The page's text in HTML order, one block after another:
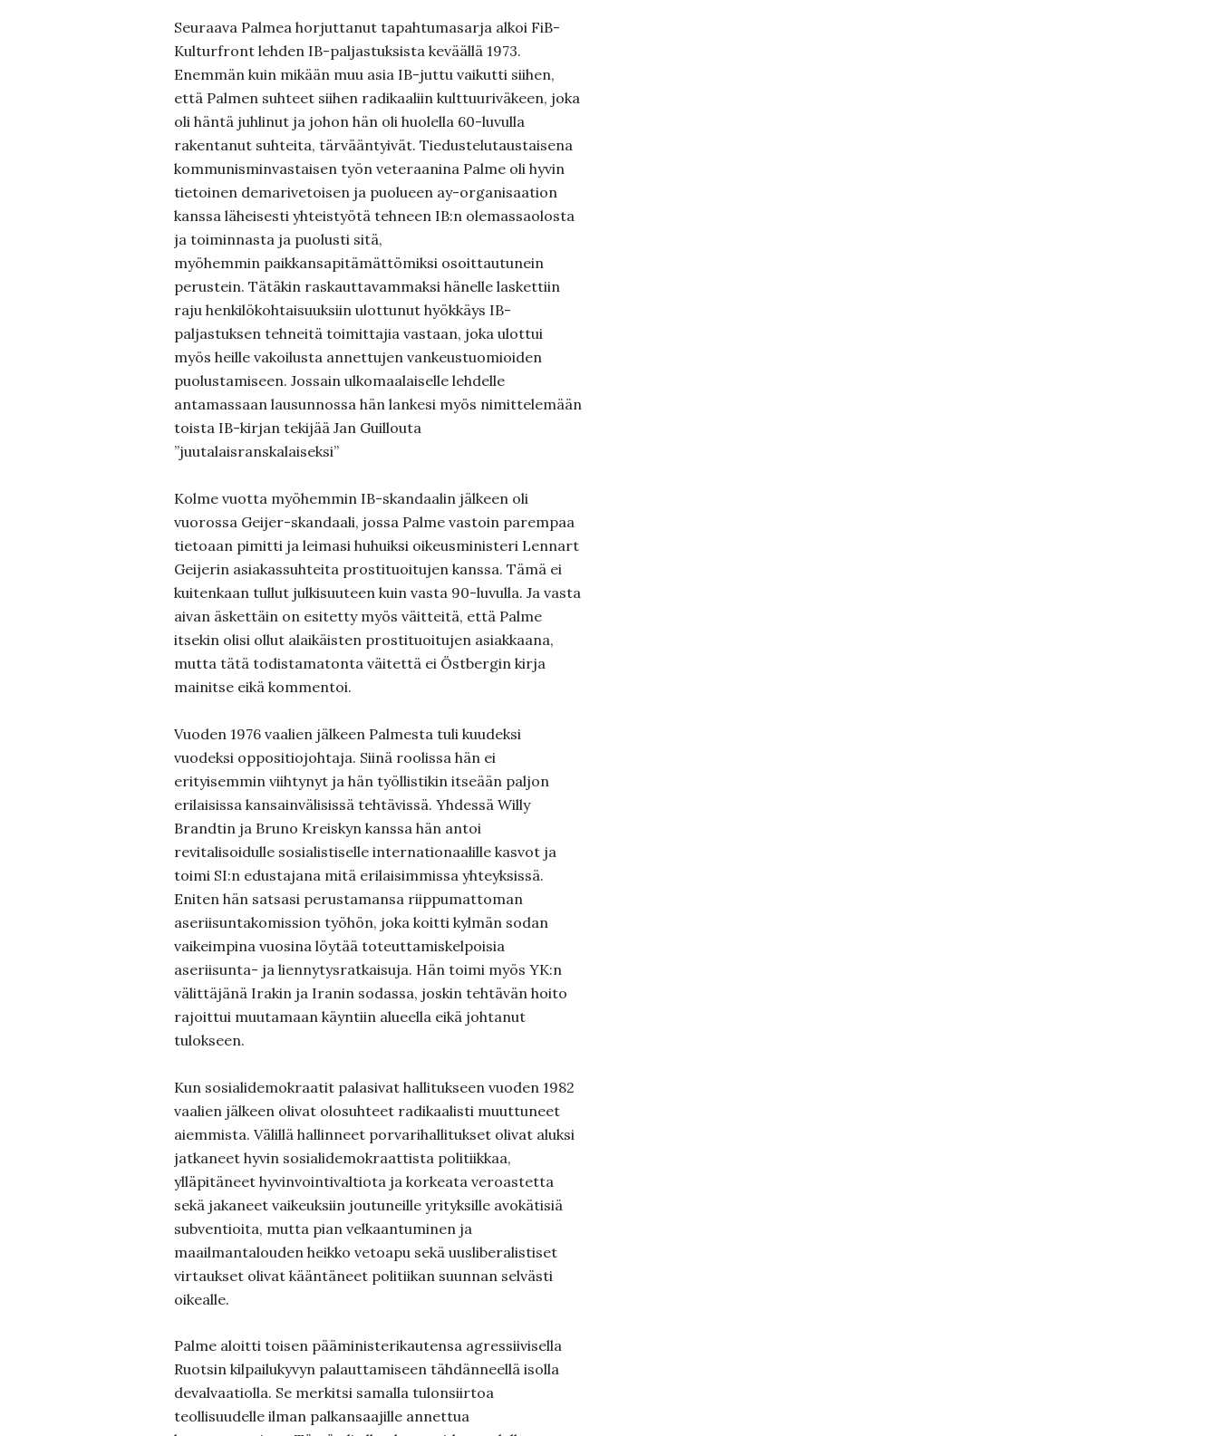
Seuraava Palmea horjuttanut tapahtumasarja alkoi FiB-
Kulturfront lehden IB-paljastuksista keväällä 1973.
Enemmän kuin mikään muu asia IB-juttu vaikutti siihen,
että Palmen suhteet siihen radikaaliin kulttuuriväkeen, joka
oli häntä juhlinut ja johon hän oli huolella 60-luvulla
rakentanut suhteita, tärvääntyivät. Tiedustelutaustaisena
kommunisminvastaisen työn veteraanina Palme oli hyvin
tietoinen demarivetoisen ja puolueen ay-organisaation
kanssa läheisesti yhteistyötä tehneen IB:n olemassaolosta
ja toiminnasta ja puolusti sitä,
myöhemmin paikkansapitämättömiksi osoittautunein
perustein. Tätäkin raskauttavammaksi hänelle laskettiin
raju henkilökohtaisuuksiin ulottunut hyökkäys IB-
paljastuksen tehneitä toimittajia vastaan, joka ulottui
myös heille vakoilusta annettujen vankeustuomioiden
puolustamiseen. Jossain ulkomaalaiselle lehdelle
antamassaan lausunnossa hän lankesi myös nimittelemään
toista IB-kirjan tekijää Jan Guillouta
”juutalaisranskalaiseksi”
Kolme vuotta myöhemmin IB-skandaalin jälkeen oli
vuorossa Geijer-skandaali, jossa Palme vastoin parempaa
tietoaan pimitti ja leimasi huhuiksi oikeusministeri Lennart
Geijerin asiakassuhteita prostituoitujen kanssa. Tämä ei
kuitenkaan tullut julkisuuteen kuin vasta 90-luvulla. Ja vasta
aivan äskettäin on esitetty myös väitteitä, että Palme
itsekin olisi ollut alaikäisten prostituoitujen asiakkaana,
mutta tätä todistamatonta väitettä ei Östbergin kirja
mainitse eikä kommentoi.
Vuoden 1976 vaalien jälkeen Palmesta tuli kuudeksi
vuodeksi oppositiojohtaja. Siinä roolissa hän ei
erityisemmin viihtynyt ja hän työllistikin itseään paljon
erilaisissa kansainvälisissä tehtävissä. Yhdessä Willy
Brandtin ja Bruno Kreiskyn kanssa hän antoi
revitalisoidulle sosialistiselle internationaalille kasvot ja
toimi SI:n edustajana mitä erilaisimmissa yhteyksissä.
Eniten hän satsasi perustamansa riippumattoman
aseriisuntakomission työhön, joka koitti kylmän sodan
vaikeimpina vuosina löytää toteuttamiskelpoisia
aseriisunta- ja liennytysratkaisuja. Hän toimi myös YK:n
välittäjänä Irakin ja Iranin sodassa, joskin tehtävän hoito
rajoittui muutamaan käyntiin alueella eikä johtanut
tulokseen.
Kun sosialidemokraatit palasivat hallitukseen vuoden 1982
vaalien jälkeen olivat olosuhteet radikaalisti muuttuneet
aiemmista. Välillä hallinneet porvarihallitukset olivat aluksi
jatkaneet hyvin sosialidemokraattista politiikkaa,
ylläpitäneet hyvinvointivaltiota ja korkeata veroastetta
sekä jakaneet vaikeuksiin joutuneille yrityksille avokätisiä
subventioita, mutta pian velkaantuminen ja
maailmantalouden heikko vetoapu sekä uusliberalistiset
virtaukset olivat kääntäneet politiikan suunnan selvästi
oikealle.
Palme aloitti toisen pääministerikautensa agressiivisella
Ruotsin kilpailukyvyn palauttamiseen tähdänneellä isolla
devalvaatiolla. Se merkitsi samalla tulonsiirtoa
teollisuudelle ilman palkansaajille annettua